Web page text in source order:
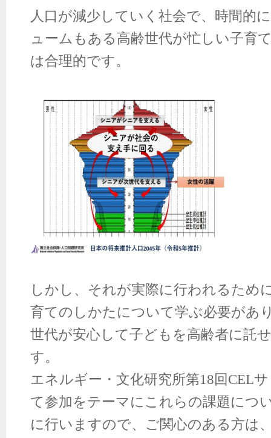
人口が減少していく社会で、時間的
ュームもある高齢世代が忙しい子育
は合理的です。
しかし、それが実際に行われるため
育てのしかたについて学ぶ必要があ
世代が安心して子どもを高齢者に託
す。
エネルギー・文化研究所第18回CEL
て参加をテーマにこれらの課題につ
に行いますので、ご関心のある方は